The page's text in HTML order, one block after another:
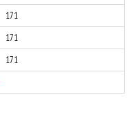
171
171
171